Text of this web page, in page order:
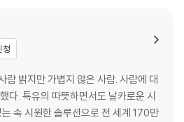
과 보완만 있을 뿐
/ 원효가 기꺼이 파계승이 된 이유 / 이기
번째 화살 피하기 / 완벽주의를 이겨내는
청
람 밝지만 가볍지 않은 사람. 사람에 대
다. 특유의 따뜻하면서도 날카로운 시
속 시원한 솔루션으로 전 세계 170만